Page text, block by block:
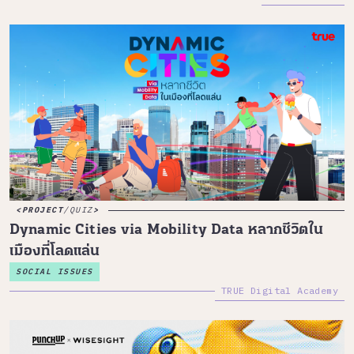
PROJECT/QUIZ
Dynamic Cities via Mobility Data หลากชีวิตใน
เมืองที่โลดแล่น
SOCIAL ISSUES
TRUE Digital Academy